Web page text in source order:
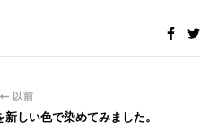
以前
しい色で染めてみました。